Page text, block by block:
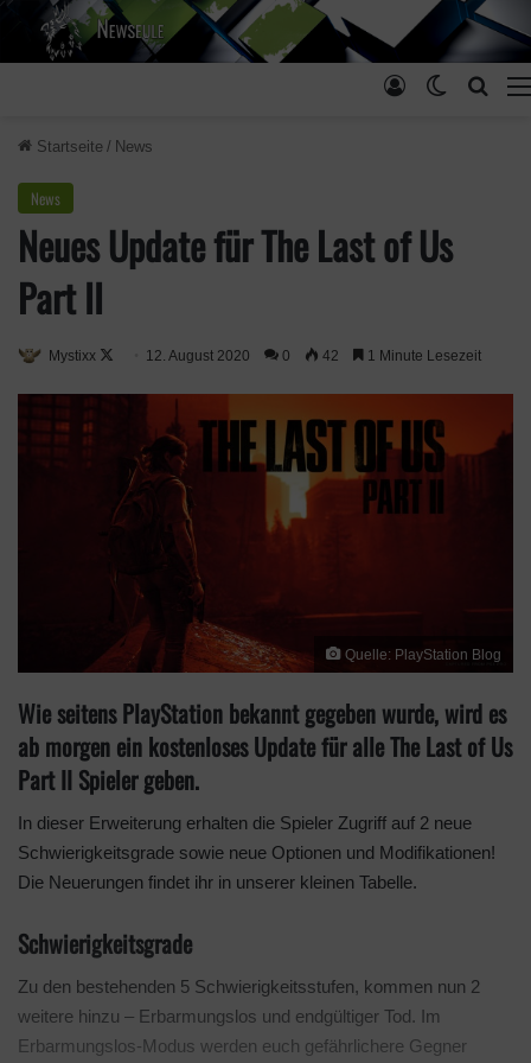
Skin
Anmelden
Startseite / News
News
Neues Update für The Last of Us
Part II
Mystixx
w
o
X
12. August 2020 0 42 1 Minute Lesezeit
Quelle: PlayStation Blog
Wie seitens PlayStation bekannt gegeben wurde, wird es
ab morgen ein kostenloses Update für alle The Last of Us
Part II Spieler geben.
In dieser Erweiterung erhalten die Spieler Zugriff auf 2 neue
Schwierigkeitsgrade sowie neue Optionen und Modifikationen!
Die Neuerungen findet ihr in unserer kleinen Tabelle.
Schwierigkeitsgrade
Zu den bestehenden 5 Schwierigkeitsstufen, kommen nun 2
weitere hinzu – Erbarmungslos und endgültiger Tod. Im
Erbarmungslos-Modus werden euch gefährlichere Gegner